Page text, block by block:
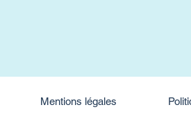
Mentions légales